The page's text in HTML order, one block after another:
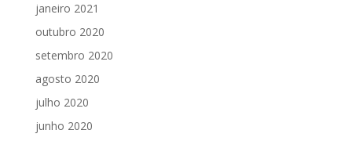
janeiro 2021
outubro 2020
setembro 2020
agosto 2020
julho 2020
junho 2020